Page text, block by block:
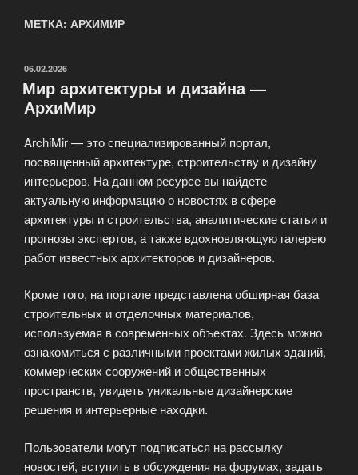
МЕТКА: АРХИМИР
ОПУБЛИКОВАНО
06.02.2026
Мир архитектуры и дизайна —
АрхиМир
ArchiMir — это специализированный портал,
посвященный архитектуре, строительству и дизайну
интерьеров. На данном ресурсе вы найдете
актуальную информацию о новостях в сфере
архитектуры и строительства, аналитические статьи и
прогнозы экспертов, а также вдохновляющую галерею
работ известных архитекторов и дизайнеров.
Кроме того, на портале представлена обширная база
строительных и отделочных материалов,
используемая в современных объектах. Здесь можно
ознакомиться с различными проектами жилых зданий,
коммерческих сооружений и общественных
пространств, увидеть уникальные дизайнерские
решения и интерьерные находки.
Пользователи могут подписаться на рассылку
новостей, вступить в обсуждения на форумах, задать